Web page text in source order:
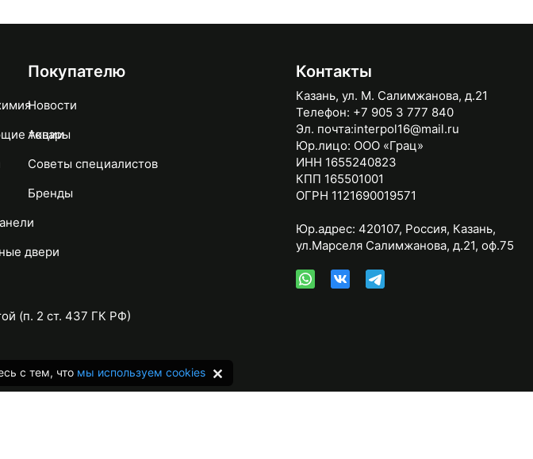
товары
двери
Покупателю
Новости
Акции
Советы специалистов
Бренды
Контакты
Казань, ул. М. Салимжанова, д.21
Телефон: +7 905 3 777 840
Эл. почта:interpol16@mail.ru
Юр.лицо: ООО «Грац»
ИНН 1655240823
КПП 165501001
ОГРН 1121690019571
Юр.адрес: 420107, Россия, Казань,
ул.Марселя Салимжанова, д.21, оф.75
(п. 2 ст. 437 ГК РФ)
с тем, что мы используем cookies